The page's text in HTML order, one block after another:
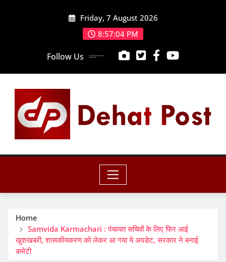
Friday, 7 August 2026
8:57:05 PM
Follow Us
Home
Samvida Karmachari : पंचायत सचिवों के लिए फिर आई
खुशखबरी, शासकीयकरण को लेकर आ गया ये अपडेट, सरकार ने बनाई
कमेटी